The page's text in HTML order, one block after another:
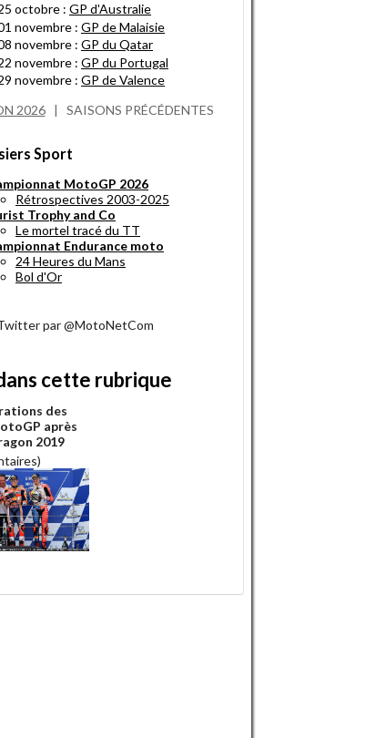
octobre : GP d'Australie
novembre : GP de Malaisie
novembre : GP du Qatar
novembre : GP du Portugal
novembre : GP de Valence
2026| SAISONS PRÉCÉDENTES
Sport
MotoGP 2026
Rétrospectives 2003-2025
Trophy and Co
Le mortel tracé du TT
Endurance moto
24 Heures du Mans
Bol d'Or
par @MotoNetCom
cette rubrique
des
après
2019